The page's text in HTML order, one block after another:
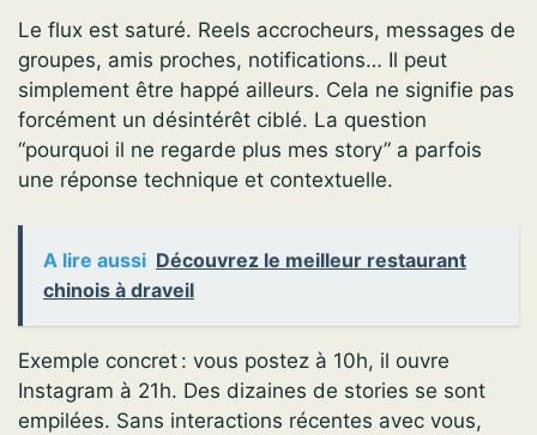
Le flux est saturé. Reels accrocheurs, messages de
groupes, amis proches, notifications… Il peut
simplement être happé ailleurs. Cela ne signifie pas
forcément un désintérêt ciblé. La question
“pourquoi il ne regarde plus mes story” a parfois
une réponse technique et contextuelle.
A lire aussi Découvrez le meilleur restaurant
chinois à draveil
Exemple concret : vous postez à 10h, il ouvre
Instagram à 21h. Des dizaines de stories se sont
empilées. Sans interactions récentes avec vous,